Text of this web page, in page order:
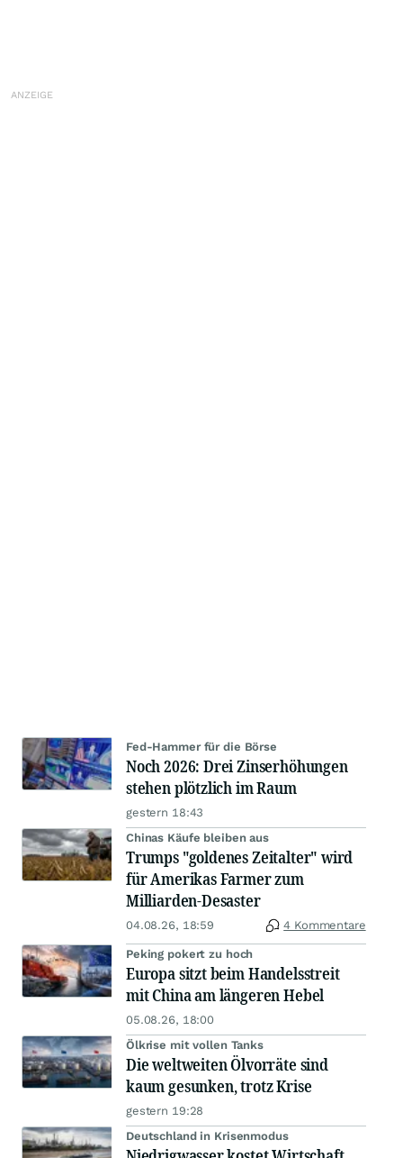
Fed-Hammer für die Börse
Noch 2026: Drei Zinserhöhungen
stehen plötzlich im Raum
gestern 18:43
Chinas Käufe bleiben aus
Trumps "goldenes Zeitalter" wird
für Amerikas Farmer zum
Milliarden-Desaster
04.08.26, 18:59 4 Kommentare
Peking pokert zu hoch
Europa sitzt beim Handelsstreit
mit China am längeren Hebel
05.08.26, 18:00
Ölkrise mit vollen Tanks
Die weltweiten Ölvorräte sind
kaum gesunken, trotz Krise
gestern 19:28
Deutschland in Krisenmodus